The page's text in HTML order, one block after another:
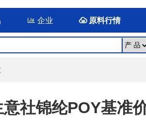
企业 原料行情
社锦纶POY基准